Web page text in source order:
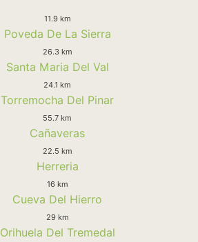
11.9 km
Poveda De La Sierra
26.3 km
Santa Maria Del Val
24.1 km
Torremocha Del Pinar
55.7 km
Cañaveras
22.5 km
Herreria
16 km
Cueva Del Hierro
29 km
Orihuela Del Tremedal